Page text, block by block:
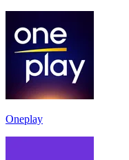
Oneplay